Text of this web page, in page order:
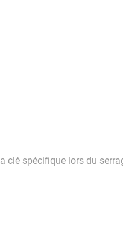
spécifique lors du